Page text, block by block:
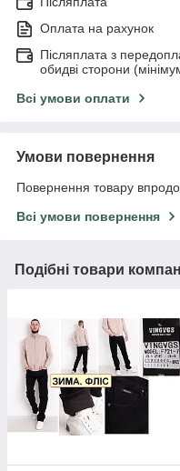
Оплата на рахунок
Післяплата з
обидві сторони
Всі умови оплати
Умови повернення
Повернення товару
Всі умови повернення
Подібні товари